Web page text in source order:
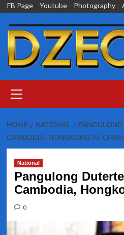
Skip
content
FB Page Youtube Photography
Menu
HOME NATIONAL
CAMBODIA, HONGKONG AT CHINA
National
Pangulong
Cambodia,
0